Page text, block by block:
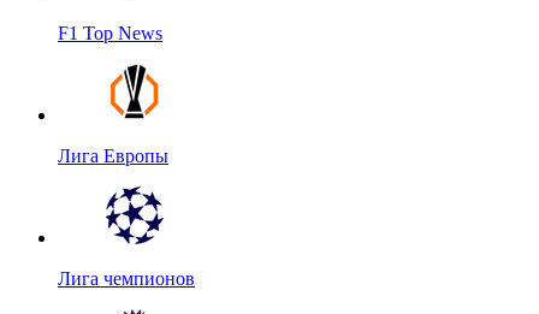
F1 Top News
Лига Европы
Лига чемпионов